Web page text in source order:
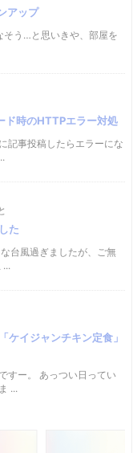
アップ
そう…と思いきや、部屋を
ド時のHTTPエラー対処
記事投稿したらエラーにな
た
台風過ぎましたが、ご無
...
ケイジャンチキン定食」
すー。 あっつい日ってい
...